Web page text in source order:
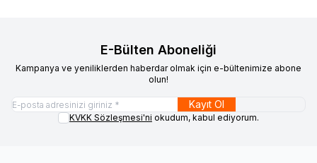
E-Bülten Aboneliği
Kampanya ve yeniliklerden haberdar olmak için e-bültenimize abone
olun!
Kayıt Ol
KVKK Sözleşmesi'ni okudum, kabul ediyorum.